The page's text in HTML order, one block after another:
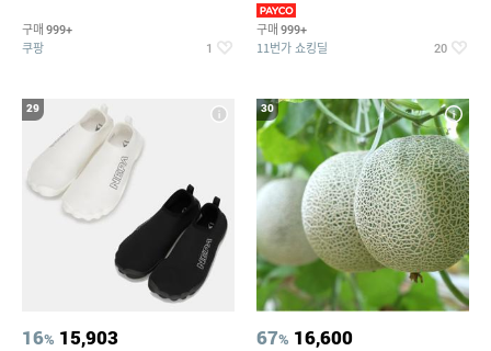
구매 999+
쿠팡 1
구매 999+
11번가 쇼킹딜 20
29
16% 15,903
30
67% 16,600